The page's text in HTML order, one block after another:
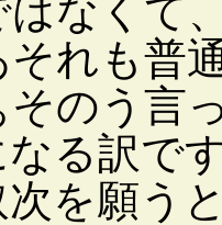
なくて
れも普
そのう言
なる訳で
を願う